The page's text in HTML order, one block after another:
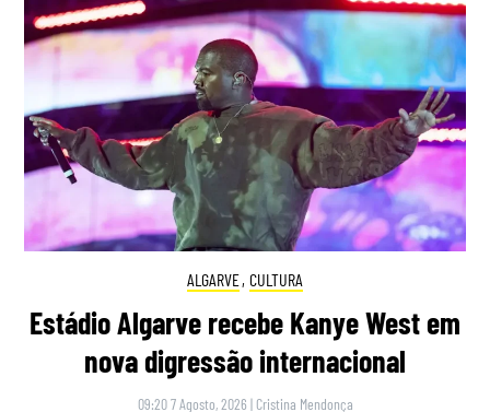
ALGARVE, CULTURA
Estádio Algarve recebe Kanye West em
nova digressão internacional
09:20 7 Agosto, 2026 | Cristina Mendonça